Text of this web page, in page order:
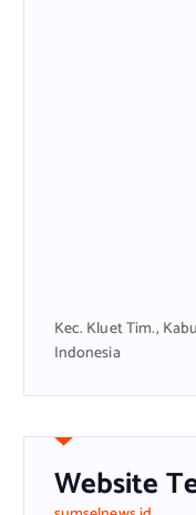
Kec. Kluet Tim.,
Indonesia
Website